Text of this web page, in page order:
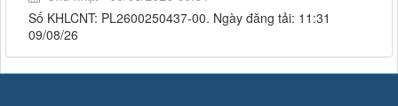
Số KHLCNT: PL2600250437-00. Ngày đăng tải: 11:31
09/08/26